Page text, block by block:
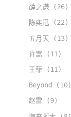
薛之谦 (26)
陈奕迅 (22)
五月天 (13)
许嵩 (11)
王菲 (11)
Beyond (10)
赵雷 (9)